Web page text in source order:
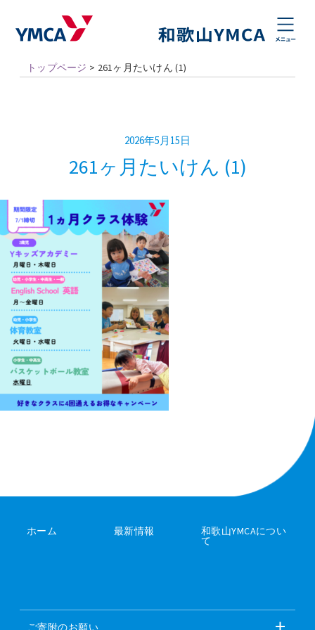
トップページ > 261ヶ月たいけん (1)
2026年5月15日
261ヶ月たいけん (1)
ホーム 最新情報 和歌山YMCAについ
て
ご寄附のお願い